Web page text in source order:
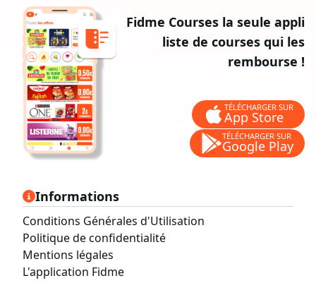
Fidme Courses la seule appli
liste de courses qui les
rembourse !
TÉLÉCHARGER SUR
App Store
TÉLÉCHARGER SUR
Google Play
Informations
Conditions Générales d'Utilisation
Politique de confidentialité
Mentions légales
L'application Fidme